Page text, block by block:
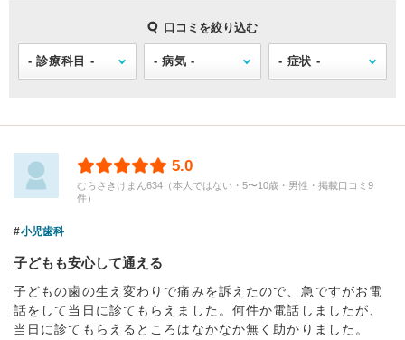
口コミを絞り込む
5.0
むらさきけまん634（本人ではない・5〜10歳・男性・掲載口コミ9
件）
小児歯科
子どもも安心して通える
子どもの歯の生え変わりで痛みを訴えたので、急ですがお電
話をして当日に診てもらえました。何件か電話しましたが、
当日に診てもらえるところはなかなか無く助かりました。